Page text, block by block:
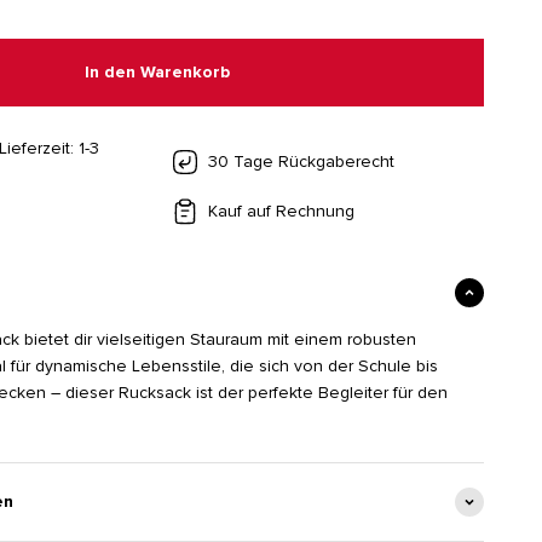
In den Warenkorb
1-3
30 Tage Rückgaberecht
Kauf auf Rechnung
bietet dir vielseitigen Stauraum mit einem robusten
für dynamische Lebensstile, die sich von der Schule bis
– dieser Rucksack ist der perfekte Begleiter für den